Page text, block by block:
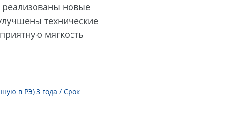
реализованы новые
технические
мягкость
в РЭ) 3 года / Срок